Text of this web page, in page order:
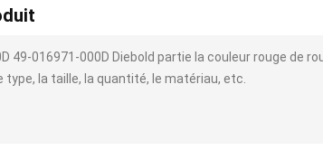
49-016971-000D Diebold partie la couleur rouge de
la taille, la quantité, le matériau, etc.